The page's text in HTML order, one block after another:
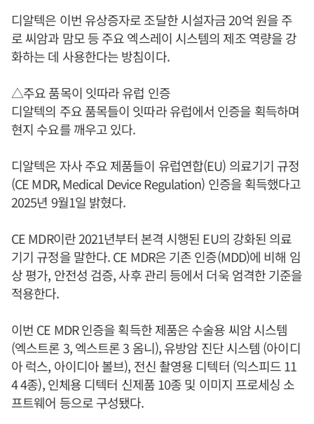
디알텍은 이번 유상증자로 조달한 시설자금 20억 원을 주
로 씨암과 맘모 등 주요 엑스레이 시스템의 제조 역량을 강
화하는 데 사용한다는 방침이다.
△주요 품목이 잇따라 유럽 인증
디알텍의 주요 품목들이 잇따라 유럽에서 인증을 획득하며
현지 수요를 깨우고 있다.
디알텍은 자사 주요 제품들이 유럽연합(EU) 의료기기 규정
(CE MDR, Medical Device Regulation) 인증을 획득했다고
2025년 9월1일 밝혔다.
CE MDR이란 2021년부터 본격 시행된 EU의 강화된 의료
기기 규정을 말한다. CE MDR은 기존 인증(MDD)에 비해 임
상 평가, 안전성 검증, 사후 관리 등에서 더욱 엄격한 기준을
적용한다.
이번 CE MDR 인증을 획득한 제품은 수술용 씨암 시스템
(엑스트론 3, 엑스트론 3 옴니), 유방암 진단 시스템 (아이디
아 럭스, 아이디아 볼브), 전신 촬영용 디텍터 (익스피드 11
4 4종), 인체용 디텍터 신제품 10종 및 이미지 프로세싱 소
프트웨어 등으로 구성됐다.